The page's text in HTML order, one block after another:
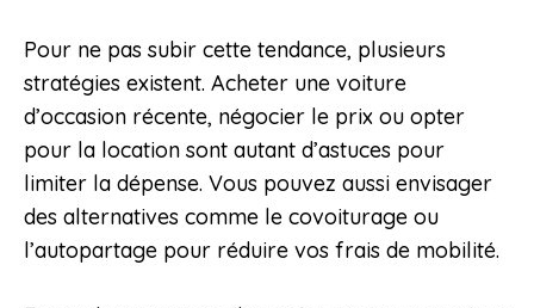
Pour ne pas subir cette tendance, plusieurs
stratégies existent. Acheter une voiture
d’occasion récente, négocier le prix ou opter
pour la location sont autant d’astuces pour
limiter la dépense. Vous pouvez aussi envisager
des alternatives comme le covoiturage ou
l’autopartage pour réduire vos frais de mobilité.